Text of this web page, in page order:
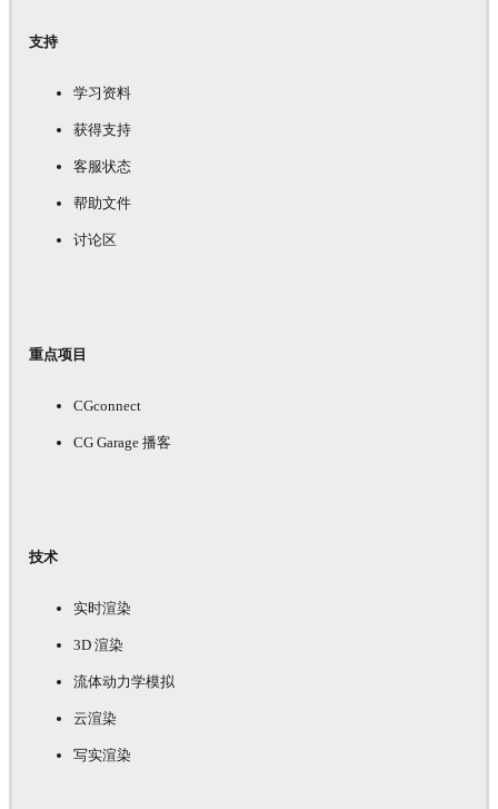
支持
学习资料
获得支持
客服状态
帮助文件
讨论区
重点项目
CGconnect
CG Garage 播客
技术
实时渲染
3D 渲染
流体动力学模拟
云渲染
写实渲染